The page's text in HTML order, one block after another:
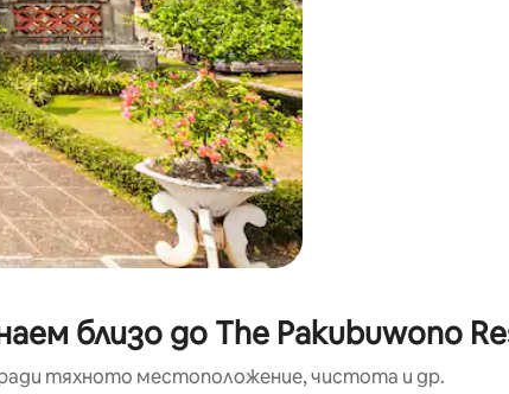
близо до The Pakubuwono
тяхното местоположение, чистота и др.